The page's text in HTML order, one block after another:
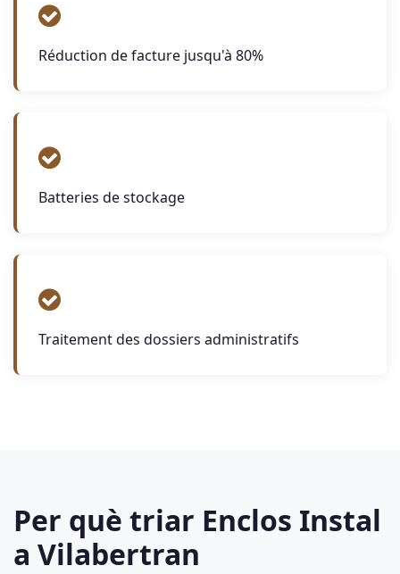
Réduction de facture jusqu'à 80%
Batteries de stockage
Traitement des dossiers administratifs
Per què triar Enclos Instal
a Vilabertran